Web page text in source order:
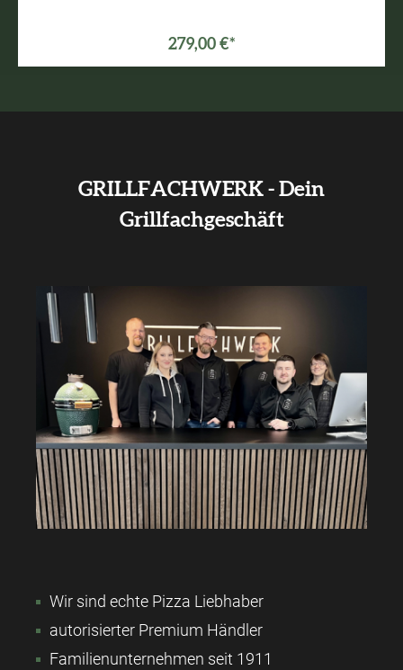
279,00 €*
GRILLFACHWERK - Dein
Grillfachgeschäft
Wir sind echte Pizza Liebhaber
autorisierter Premium Händler
Familienunternehmen seit 1911